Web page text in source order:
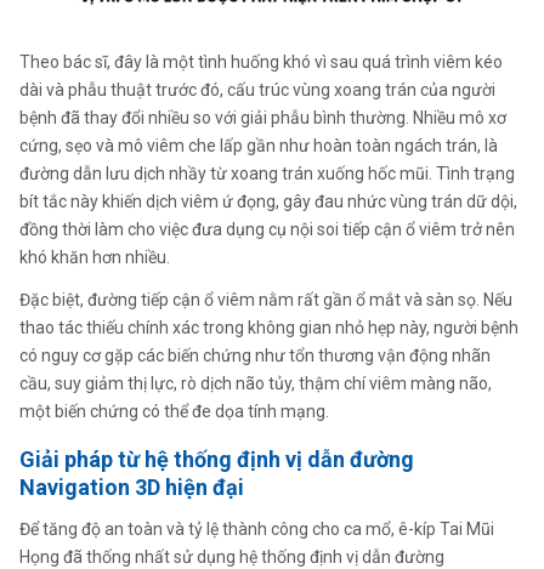
Theo bác sĩ, đây là một tình huống khó vì sau quá trình viêm kéo
dài và phẫu thuật trước đó, cấu trúc vùng xoang trán của người
bệnh đã thay đổi nhiều so với giải phẫu bình thường. Nhiều mô xơ
cứng, sẹo và mô viêm che lấp gần như hoàn toàn ngách trán, là
đường dẫn lưu dịch nhầy từ xoang trán xuống hốc mũi. Tình trạng
bít tắc này khiến dịch viêm ứ đọng, gây đau nhức vùng trán dữ dội,
đồng thời làm cho việc đưa dụng cụ nội soi tiếp cận ổ viêm trở nên
khó khăn hơn nhiều.
Đặc biệt, đường tiếp cận ổ viêm nằm rất gần ổ mắt và sàn sọ. Nếu
thao tác thiếu chính xác trong không gian nhỏ hẹp này, người bệnh
có nguy cơ gặp các biến chứng như tổn thương vận động nhãn
cầu, suy giảm thị lực, rò dịch não tủy, thậm chí viêm màng não,
một biến chứng có thể đe dọa tính mạng.
Giải pháp từ hệ thống định vị dẫn đường
Navigation 3D hiện đại
Để tăng độ an toàn và tỷ lệ thành công cho ca mổ, ê-kíp Tai Mũi
Họng đã thống nhất sử dụng hệ thống định vị dẫn đường